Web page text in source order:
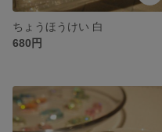
ちょうほうけい 白
680円